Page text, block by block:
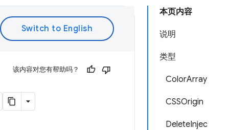
本页内容
说明
类型
ColorArray
CSSOrigin
DeleteInjec
该内容对您有帮助吗？